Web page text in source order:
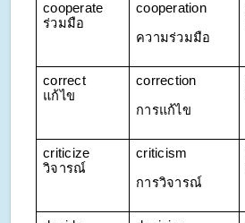
cooperate
ร่วมมือ
cooperation
ความร่วมมือ
correct
แก้ไข
correction
การแก้ไข
criticize
วิจารณ์
criticism
การวิจารณ์